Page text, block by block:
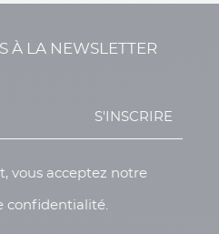
À LA NEWSLETTER
S'INSCRIRE
vous acceptez notre
confidentialité.